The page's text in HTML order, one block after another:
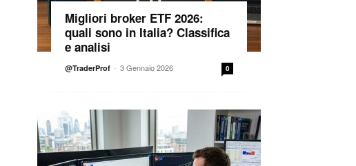
Migliori broker ETF 2026:
quali sono in Italia? Classifica
e analisi
@TraderProf - 3 Gennaio 2026 0